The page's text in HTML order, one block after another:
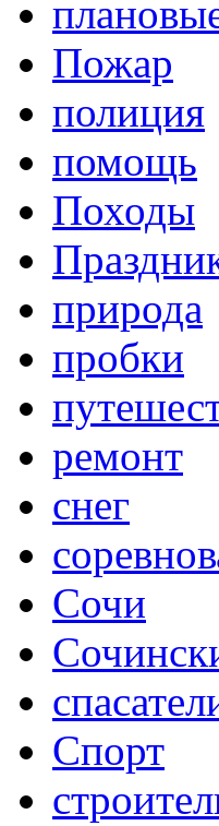
Пожар
полиция
помощь
Походы
природа
пробки
ремонт
снег
Сочи
Спорт